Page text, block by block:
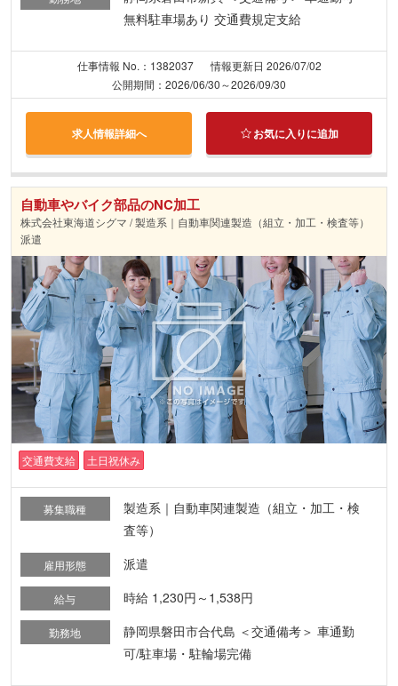
無料駐車場あり 交通費規定支給
仕事情報 No.：1382037
情報更新日 2026/07/02
公開期間：2026/06/30～2026/09/30
求人情報詳細へ お気に入りに追加
自動車やバイク部品のNC加工
株式会社東海道シグマ / 製造系｜自動車関連製造（組立・加工・検査等）
派遣
交通費支給 土日祝休み
募集職種
製造系｜自動車関連製造（組立・加工・検
査等）
雇用形態 派遣
給与 時給 1,230円～1,538円
勤務地
静岡県磐田市合代島 ＜交通備考＞ 車通勤
可/駐車場・駐輪場完備